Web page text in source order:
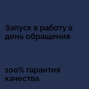
Запуск в работу в
день обращения
100% гарантия
качества